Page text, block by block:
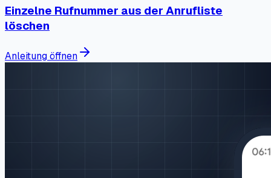
Einzelne Rufnummer aus der Anrufliste
löschen
Anleitung öffnen